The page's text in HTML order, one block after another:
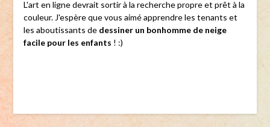
L'art en ligne devrait sortir à la recherche propre et prêt à la
couleur. J'espère que vous aimé apprendre les tenants et
les aboutissants de dessiner un bonhomme de neige
facile pour les enfants ! :)